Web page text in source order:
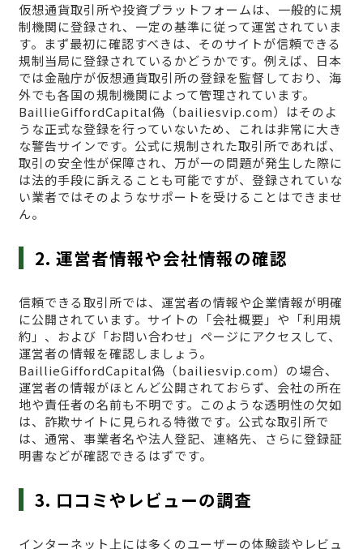
仮想通貨取引所や投資プラットフォームは、一般的に規
制機関に登録され、一定の基準に従って運営されていま
す。まず最初に確認すべきは、そのサイトが信頼できる
規制当局に登録されているかどうかです。例えば、日本
では金融庁が仮想通貨取引所の登録を監督しており、海
外でも各国の規制機関によって管理されています。
BaillieGiffordCapital偽（bailiesvip.com）はそのよ
うな正式な登録を行っていないため、これは非常に大き
な警告サインです。公式に規制された取引所であれば、
取引の安全性が保障され、万が一の問題が発生した際に
は法的手段に訴えることも可能ですが、登録されていな
い業者ではそのようなサポートを受けることはできませ
ん。
2. 運営者情報や会社情報の確認
信頼できる取引所では、運営者の情報や企業情報が明確
に公開されています。サイトの「会社概要」や「利用規
約」、および「お問い合わせ」ページにアクセスして、
運営者の情報を確認しましょう。
BaillieGiffordCapital偽（bailiesvip.com）の場合、
運営者の情報がほとんど公開されておらず、会社の所在
地や責任者の名前も不明です。このような透明性の欠如
は、詐欺サイトに見られる特徴です。公式な取引所で
は、通常、事業者名や法人登記、連絡先、さらに登録証
明書などが確認できるはずです。
3. 口コミやレビューの調査
インターネット上には多くのユーザーの体験談やレビュ